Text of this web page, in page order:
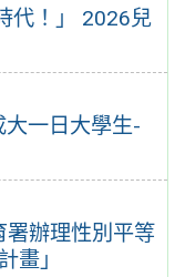
代！」 2026兒
大一日大學生-
署辦理性別平等
畫」